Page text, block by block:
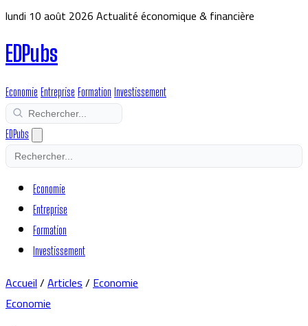
lundi 10 août 2026Actualité économique & financière
EDPubs
Economie Entreprise Formation Investissement
EDPubs
Economie
Entreprise
Formation
Investissement
Accueil/Articles/Economie
Economie